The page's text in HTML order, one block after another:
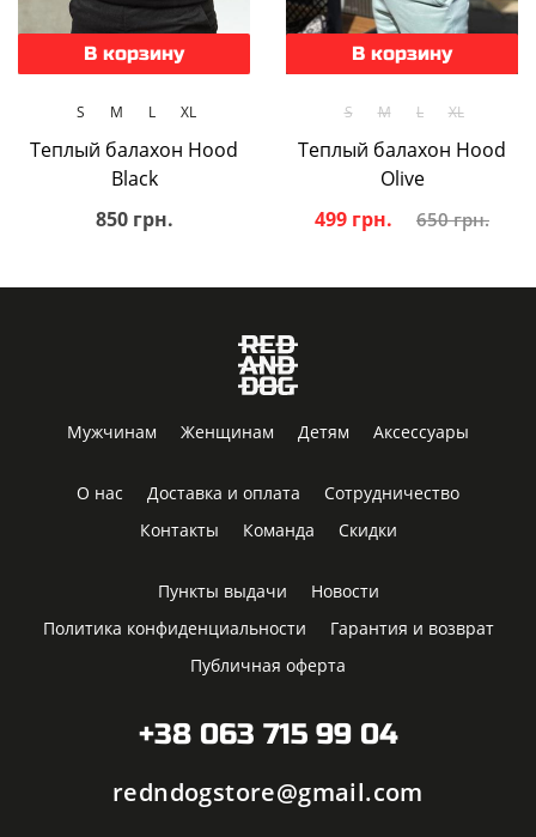
В корзину
S M L XL
Теплый балахон Hood
Black
850 грн.
В корзину
S M L XL
Теплый балахон Hood
Olive
499 грн.
650 грн.
Мужчинам Женщинам Детям Аксессуары
О нас Доставка и оплата
Сотрудничество
Контакты
Команда Скидки
Пункты выдачи
Новости
Политика конфиденциальности
Гарантия и возврат
Публичная оферта
+38 063 715 99 04
redndogstore@gmail.com